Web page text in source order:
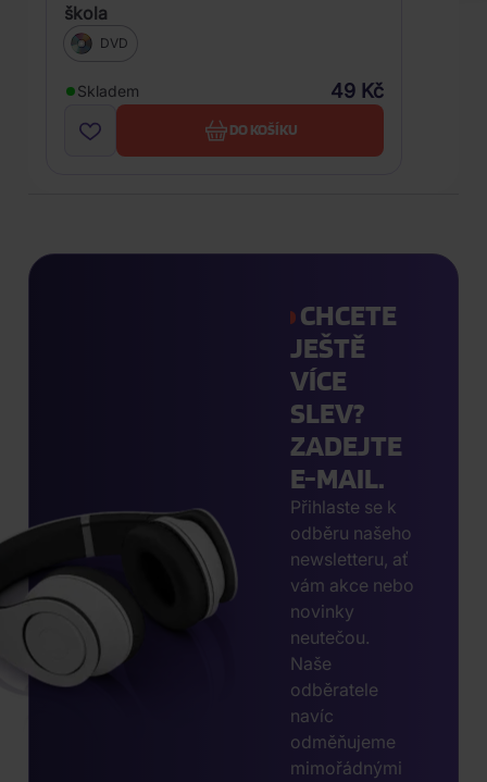
škola
DVD
Skladem 49 Kč
DO KOŠÍKU
CHCETE
JEŠTĚ
VÍCE
SLEV?
ZADEJTE
E-MAIL.
Přihlaste se k
odběru našeho
newsletteru, ať
vám akce nebo
novinky
neutečou.
Naše
odběratele
navíc
odměňujeme
mimořádnými